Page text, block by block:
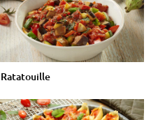
Ratatouille